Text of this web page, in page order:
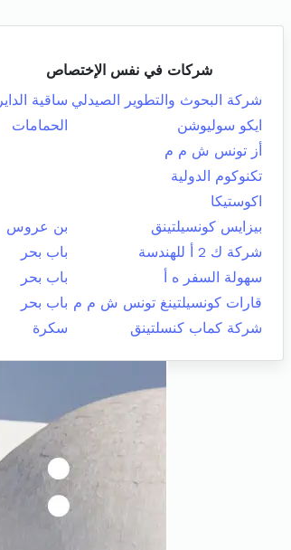
شركات في نفس الإختصاص
شركة البحوث والتطوير الصيدلي ساقية الداير
ايكو سوليوشن
الحمامات
أز تونس ش م م
تكنوكوم الدولية
اكوستيكا
بيزايس كونسيلتينق
بن عروس
شركة ك 2 أ للهندسة
باب بحر
سهولة السفر ه أ
باب بحر
قارات كونسيلتينغ تونس ش م م باب بحر
شركة كماب كنسلتينق
سكرة